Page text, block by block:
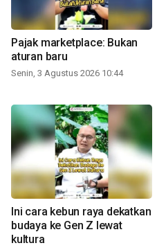
Pajak marketplace: Bukan
aturan baru
Senin, 3 Agustus 2026 10:44
Ini cara kebun raya dekatkan
budaya ke Gen Z lewat
kultura